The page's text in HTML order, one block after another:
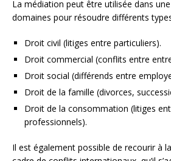
La médiation peut être utilisée dans
domaines pour résoudre différents
Droit civil (litiges entre particuliers).
Droit commercial (conflits entre
Droit social (différends entre
Droit de la famille (divorces,
Droit de la consommation (litiges
professionnels).
Il est également possible de recourir à